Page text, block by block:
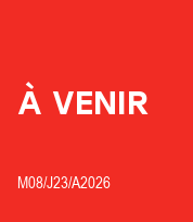
À VENIR
M08/J23/A2026